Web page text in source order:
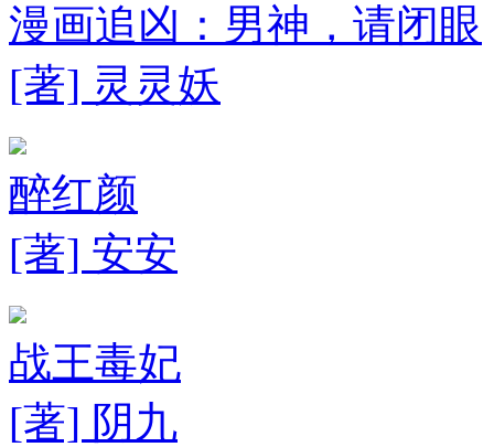
漫画追凶：男神，请闭眼
[著] 灵灵妖
醉红颜
[著] 安安
战王毒妃
[著] 阴九